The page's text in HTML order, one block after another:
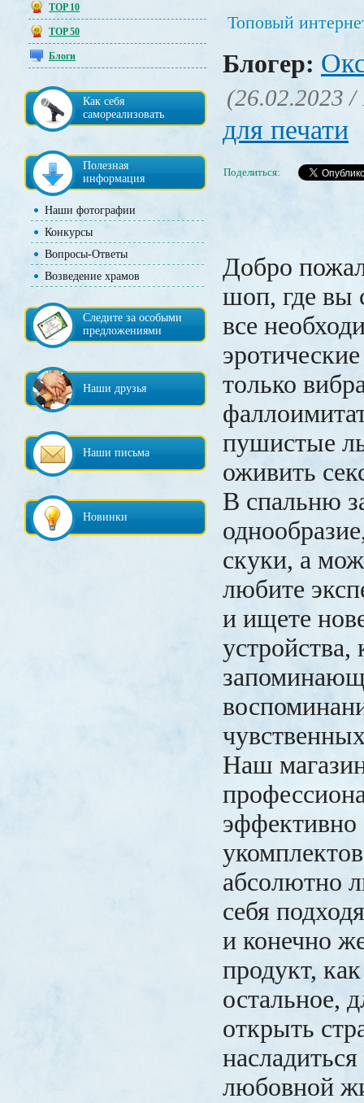
TOP 10
TOP 50
Блоги
Как себя
самореализовать
Полезная
информация
Наши фотографии
Конкурсы
Вопросы-Ответы
Возведение храмов
Следите за особыми
предложениями
Наши друзья
Наши письма
Новинки
Топовый
Блогер:
(26.02.2023 /
для печати
Поделиться:
Добро
шоп, где вы
все
только
пушистые
оживить
В спальню
скуки, а
любите
и ищете
устройства,
Наш
эффективно
абсолютно
себя
и конечно
продукт,
остальное,
открыть
любовной